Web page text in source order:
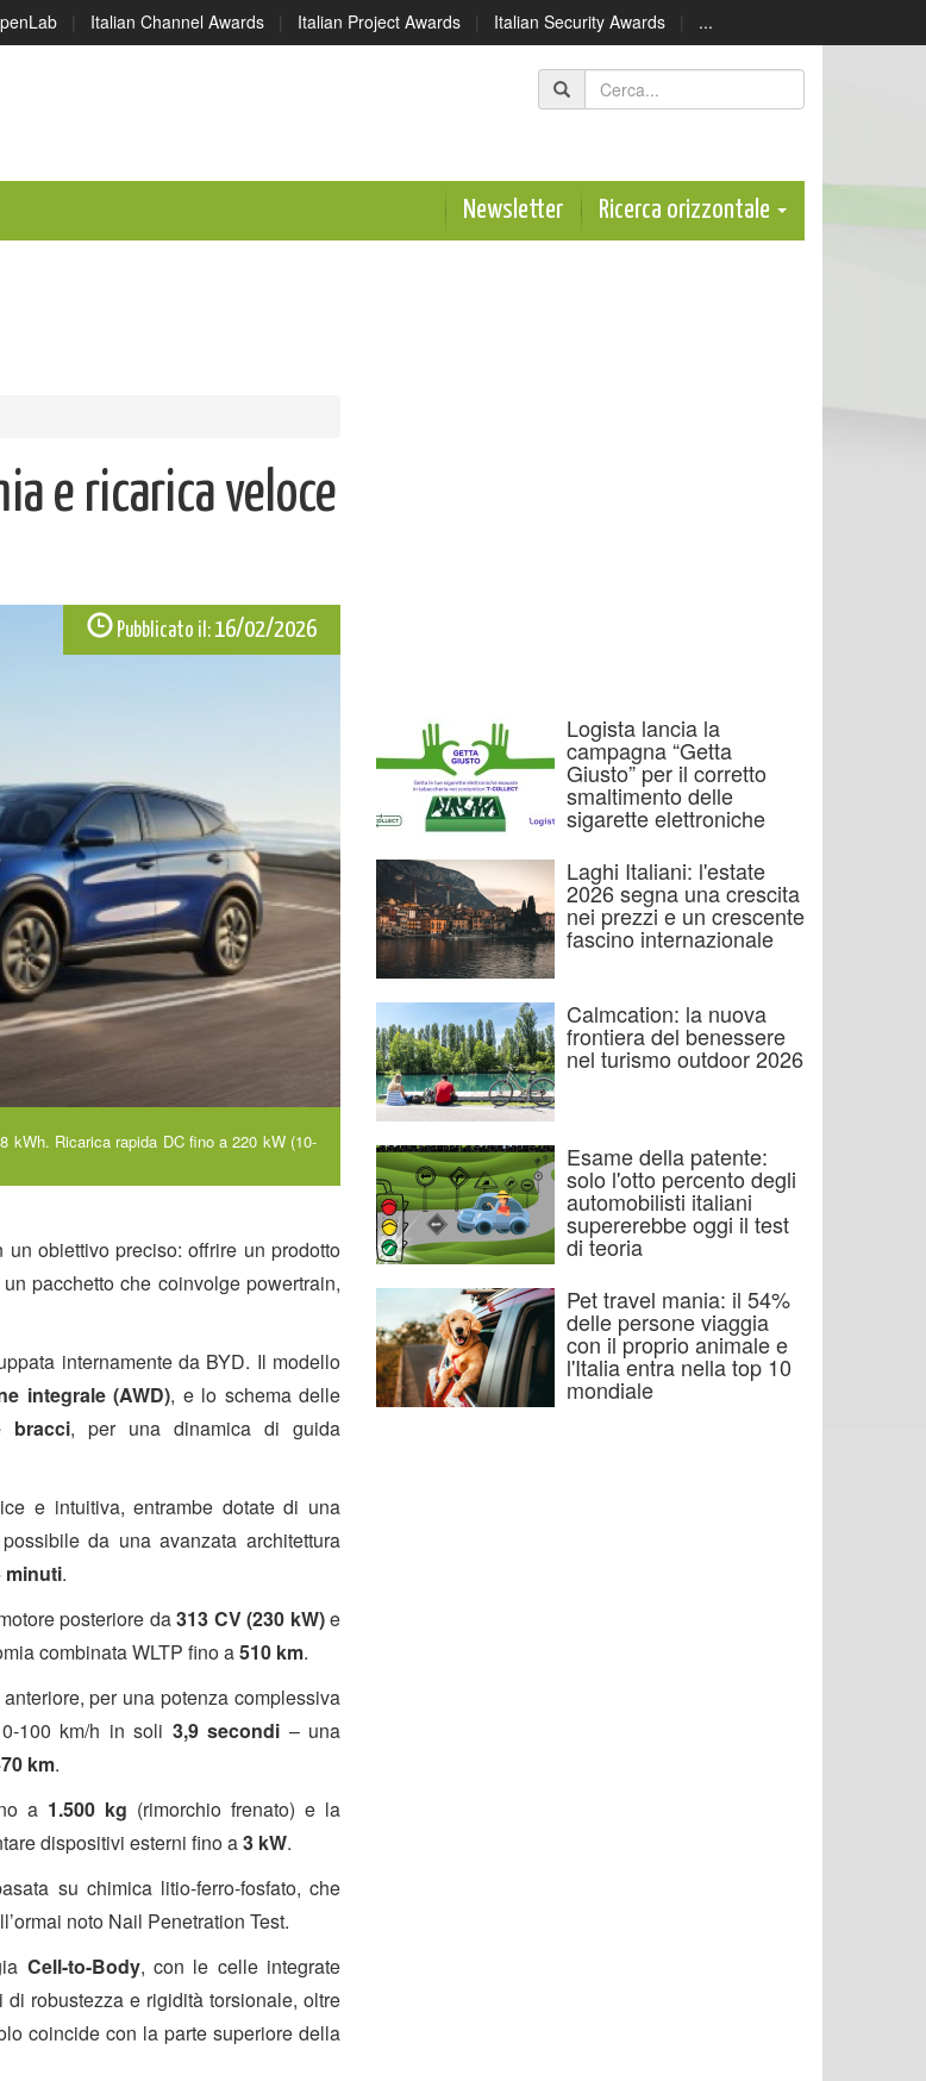
| Italian Channel Awards | Italian Project Awards | Italian Security Awards | ...
Newsletter Ricerca orizzontale
e ricarica veloce
Pubblicato il:16/02/2026
kWh. Ricarica rapida DC fino a 220 kW (10-
obiettivo preciso: offrire un prodotto
pacchetto che coinvolge powertrain,
internamente da BYD. Il modello
integrale (AWD), e lo schema delle
bracci, per una dinamica di guida
e intuitiva, entrambe dotate di una
da una avanzata architettura
minuti.
posteriore da313 CV (230 kW)e
combinata WLTP fino a510 km.
per una potenza complessiva
100 km/h in soli 3,9 secondi – una
km.
a 1.500 kg (rimorchio frenato) e la
dispositivi esterni fino a3 kW.
su chimica litio-ferro-fosfato, che
noto Nail Penetration Test.
Cell-to-Body, con le celle integrate
robustezza e rigidità torsionale, oltre
coincide con la parte superiore della
Logista lancia la
campagna “Getta
Giusto” per il corretto
smaltimento delle
sigarette elettroniche
Laghi Italiani: l'estate
2026 segna una crescita
nei prezzi e un crescente
fascino internazionale
Calmcation: la nuova
frontiera del benessere
nel turismo outdoor 2026
Esame della patente:
solo l'otto percento degli
automobilisti italiani
supererebbe oggi il test
di teoria
Pet travel mania: il 54%
delle persone viaggia
con il proprio animale e
l'Italia entra nella top 10
mondiale